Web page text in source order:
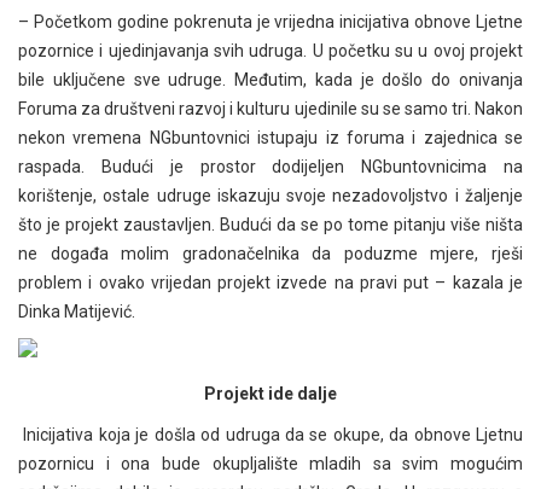
– Početkom godine pokrenuta je vrijedna inicijativa obnove Ljetne
pozornice i ujedinjavanja svih udruga. U početku su u ovoj projekt
bile uključene sve udruge. Međutim, kada je došlo do onivanja
Foruma za društveni razvoj i kulturu ujedinile su se samo tri. Nakon
nekon vremena NGbuntovnici istupaju iz foruma i zajednica se
raspada. Budući je prostor dodijeljen NGbuntovnicima na
korištenje, ostale udruge iskazuju svoje nezadovoljstvo i žaljenje
što je projekt zaustavljen. Budući da se po tome pitanju više ništa
ne događa molim gradonačelnika da poduzme mjere, rješi
problem i ovako vrijedan projekt izvede na pravi put – kazala je
Dinka Matijević.
Projekt ide dalje
Inicijativa koja je došla od udruga da se okupe, da obnove Ljetnu
pozornicu i ona bude okupljalište mladih sa svim mogućim